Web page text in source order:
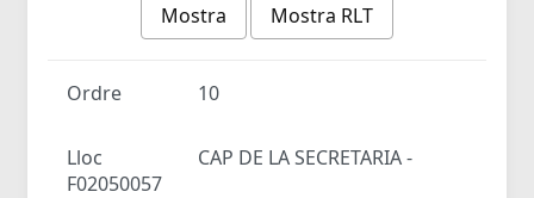
Mostra
Mostra RLT
Ordre 10
Lloc
CAP DE LA SECRETARIA -
F02050057